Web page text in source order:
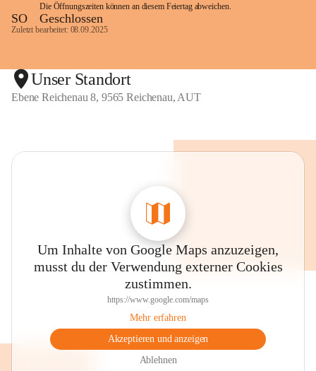
Die Öffnungszeiten können an diesem Feiertag abweichen.
SO Geschlossen
Zuletzt bearbeitet: 08.09.2025
Unser Standort
Ebene Reichenau 8, 9565 Reichenau, AUT
Um Inhalte von Google Maps anzuzeigen,
musst du der Verwendung externer Cookies
zustimmen.
https://www.google.com/maps
Mehr erfahren
Akzeptieren und anzeigen
Ablehnen